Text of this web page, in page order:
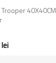
rapida40X40CM